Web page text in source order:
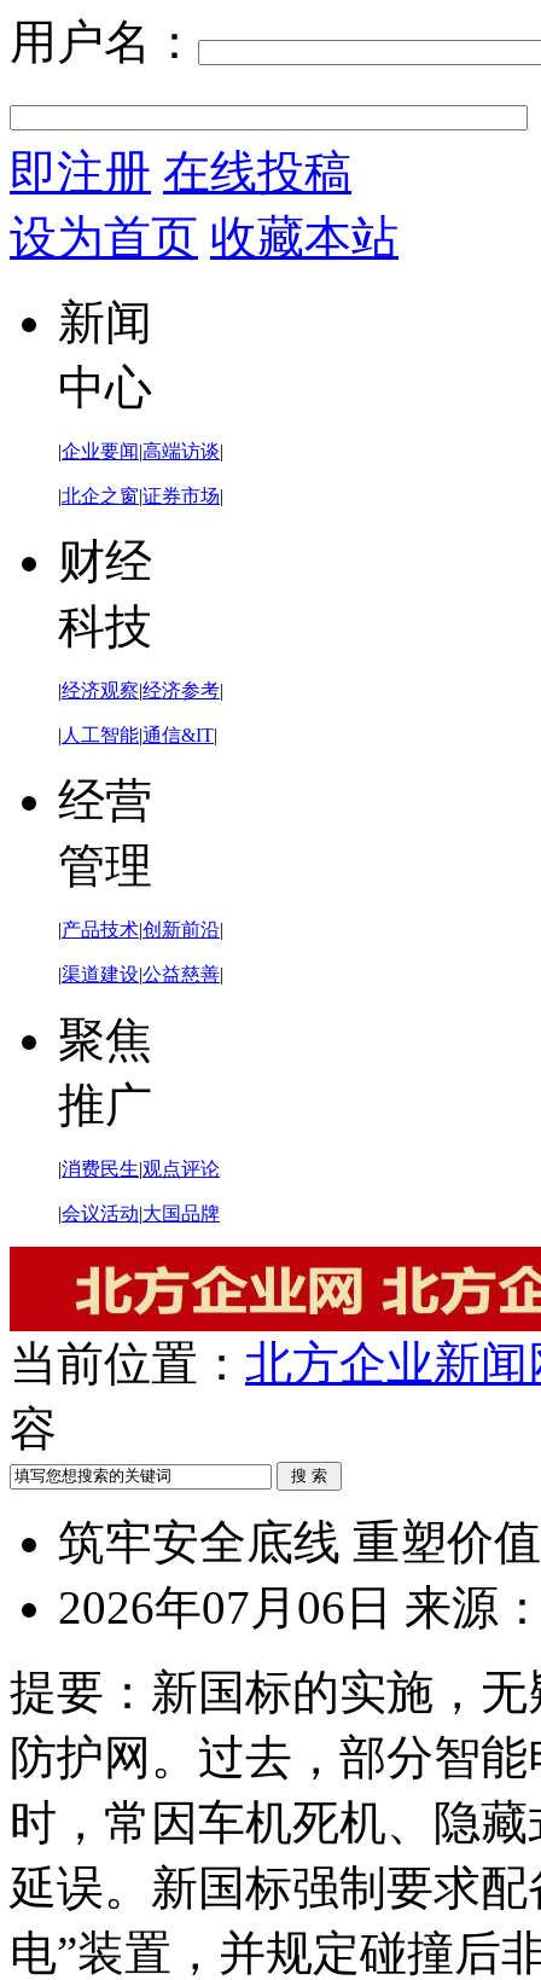
用户名：
即注册 在线投稿
设为首页 收藏本站
新闻
中心
|企业要闻|高端访谈|
|北企之窗|证券市场|
财经
科技
|经济观察|经济参考|
| 人工智能|通信&IT|
经营
管理
|产品技术|创新前沿|
|渠道建设|公益慈善|
聚焦
推广
|消费民生|观点评论
|会议活动|大国品牌
当前位置： 北方企业新闻
容
筑牢安全底线 重塑价
2026年07月06日 来源
提要： 新国标的实施，
防护网。过去，部分智
时，常因车机死机、隐
延误。新国标强制要求
电”装置，并规定碰撞后